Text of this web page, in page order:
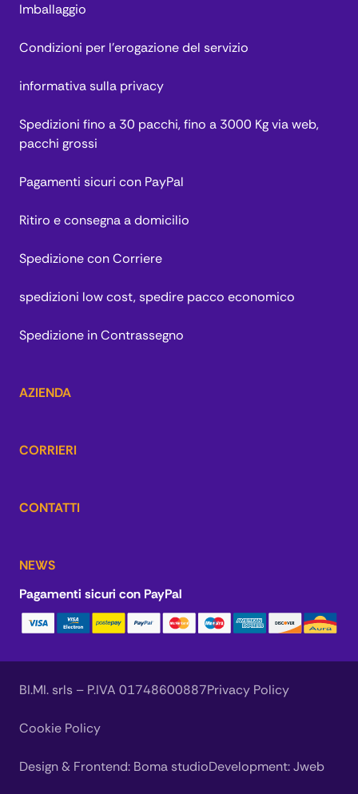
Imballaggio
Condizioni per l’erogazione del servizio
informativa sulla privacy
Spedizioni fino a 30 pacchi, fino a 3000 Kg via web,
pacchi grossi
Pagamenti sicuri con PayPal
Ritiro e consegna a domicilio
Spedizione con Corriere
spedizioni low cost, spedire pacco economico
Spedizione in Contrassegno
AZIENDA
CORRIERI
CONTATTI
NEWS
Pagamenti sicuri con PayPal
BI.MI. srls – P.IVA 01748600887Privacy Policy
Cookie Policy
Design & Frontend: Boma studioDevelopment:Jweb